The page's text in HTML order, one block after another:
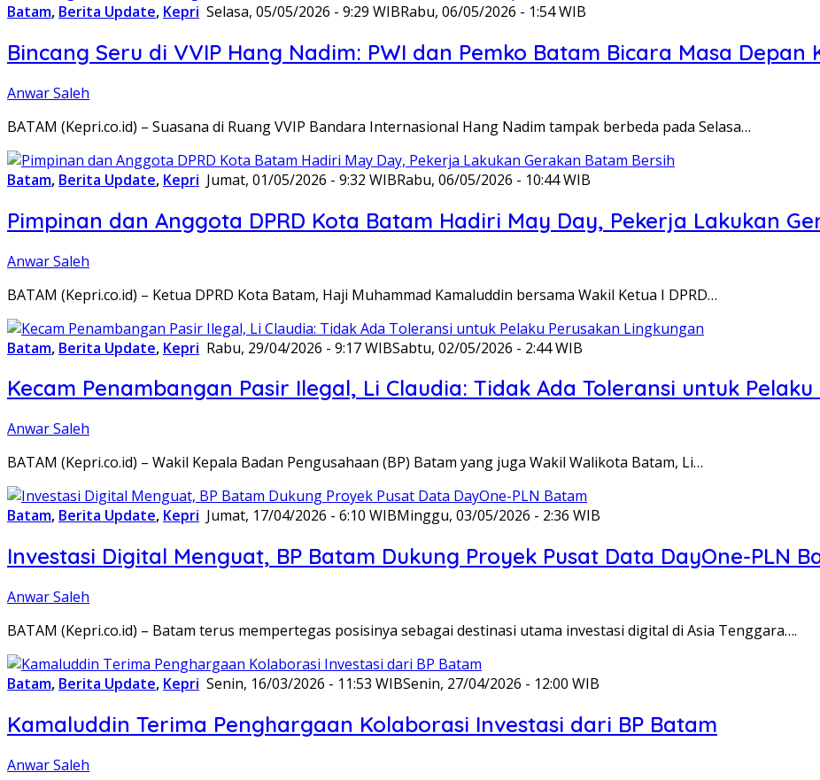
Batam, Berita Update, Kepri Selasa, 05/05/2026 - 9:29 WIBRabu, 06/05/2026 - 1:54 WIB
Bincang Seru di VVIP Hang Nadim: PWI dan Pemko Batam Bicara Masa Depan
Anwar Saleh
BATAM (Kepri.co.id) – Suasana di Ruang VVIP Bandara Internasional Hang Nadim tampak berbeda pada Selasa…
Batam, Berita Update, Kepri Jumat, 01/05/2026 - 9:32 WIBRabu, 06/05/2026 - 10:44 WIB
Pimpinan dan Anggota DPRD Kota Batam Hadiri May Day, Pekerja Lakukan
Anwar Saleh
BATAM (Kepri.co.id) – Ketua DPRD Kota Batam, Haji Muhammad Kamaluddin bersama Wakil Ketua I DPRD…
Batam, Berita Update, Kepri Rabu, 29/04/2026 - 9:17 WIBSabtu, 02/05/2026 - 2:44 WIB
Kecam Penambangan Pasir Ilegal, Li Claudia: Tidak Ada Toleransi untuk
Anwar Saleh
BATAM (Kepri.co.id) – Wakil Kepala Badan Pengusahaan (BP) Batam yang juga Wakil Walikota Batam, Li…
Batam, Berita Update, Kepri Jumat, 17/04/2026 - 6:10 WIBMinggu, 03/05/2026 - 2:36 WIB
Investasi Digital Menguat, BP Batam Dukung Proyek Pusat Data DayOne-PLN
Anwar Saleh
BATAM (Kepri.co.id) – Batam terus mempertegas posisinya sebagai destinasi utama investasi digital di Asia Tenggara….
Batam, Berita Update, Kepri Senin, 16/03/2026 - 11:53 WIBSenin, 27/04/2026 - 12:00 WIB
Kamaluddin Terima Penghargaan Kolaborasi Investasi dari BP Batam
Anwar Saleh